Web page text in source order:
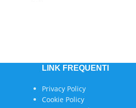
LINK FREQUENTI
Privacy Policy
Cookie Policy